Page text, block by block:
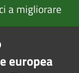
a migliorare